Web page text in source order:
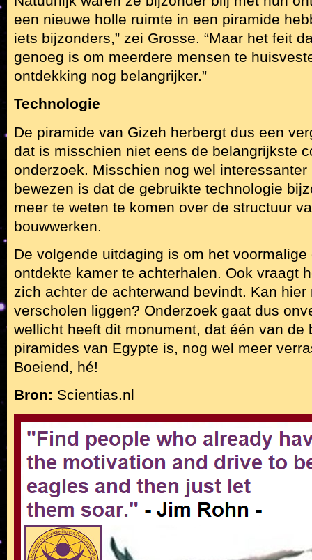
een nieuwe holle ruimte in een piramide
iets bijzonders,” zei Grosse. “Maar het feit
genoeg is om meerdere mensen te
ontdekking nog belangrijker.”
Technologie
De piramide van Gizeh herbergt dus een
dat is misschien niet eens de belangrijkste
onderzoek. Misschien nog wel
bewezen is dat de gebruikte technologie
meer te weten te komen over de structuur
bouwwerken.
De volgende uitdaging is om het
ontdekte kamer te achterhalen. Ook vraagt
zich achter de achterwand bevindt. Kan hier
verscholen liggen? Onderzoek gaat dus
wellicht heeft dit monument, dat één van de
piramides van Egypte is, nog wel meer
Boeiend, hé!
Bron: Scientias.nl